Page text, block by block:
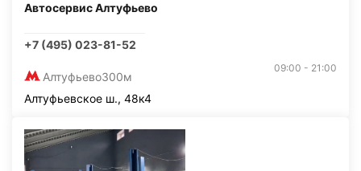
Автосервис Алтуфьево
+7 (495) 023-81-52
Алтуфьево300м
09:00 - 21:00
Алтуфьевское ш., 48к4